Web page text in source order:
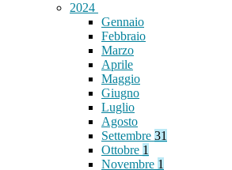
2024
Gennaio
Febbraio
Marzo
Aprile
Maggio
Giugno
Luglio
Agosto
Settembre 31
Ottobre 1
Novembre 1